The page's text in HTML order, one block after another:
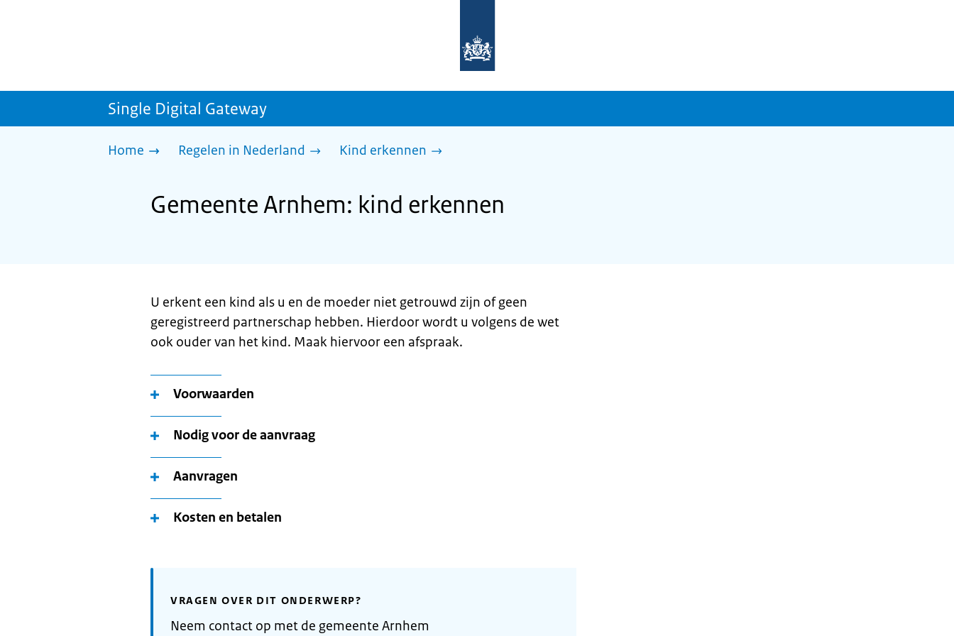
homepage
sdg.rijksoverheid.nl
Single Digital Gateway
Home Regelen in Nederland Kind erkennen
Gemeente Arnhem: kind erkennen
U erkent een kind als u en de moeder niet getrouwd zijn of geen
geregistreerd partnerschap hebben. Hierdoor wordt u volgens de wet
ook ouder van het kind. Maak hiervoor een afspraak.
Voorwaarden
Nodig voor de aanvraag
Aanvragen
Kosten en betalen
VRAGEN OVER DIT ONDERWERP?
Neem contact op met de gemeente Arnhem